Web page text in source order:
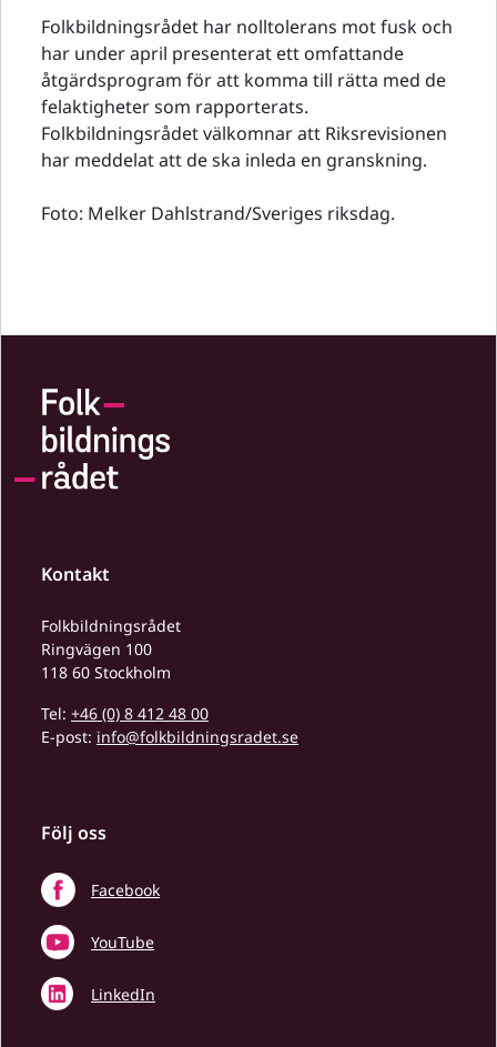
Folkbildningsrådet har nolltolerans mot fusk och
har under april presenterat ett omfattande
åtgärdsprogram för att komma till rätta med de
felaktigheter som rapporterats.
Folkbildningsrådet välkomnar att Riksrevisionen
har meddelat att de ska inleda en granskning.
Foto: Melker Dahlstrand/Sveriges riksdag.
Kontakt
Folkbildningsrådet
Ringvägen 100
118 60 Stockholm
Tel: +46 (0) 8 412 48 00
E-post: info@folkbildningsradet.se
Följ oss
Facebook
YouTube
LinkedIn